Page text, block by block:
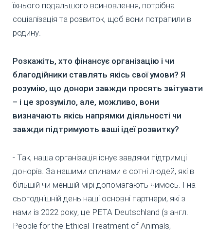
їхнього подальшого всиновлення, потрібна
соціалізація та розвиток, щоб вони потрапили в
родину.
Розкажіть, хто фінансує організацію і чи
благодійники ставлять якісь свої умови? Я
розумію, що донори завжди просять звітувати
– і це зрозуміло, але, можливо, вони
визначають якісь напрямки діяльності чи
завжди підтримують ваші ідеї розвитку?
- Так, наша організація існує завдяки підтримці
донорів. За нашими спинами є сотні людей, які в
більшій чи меншій мірі допомагають чимось. І на
сьогоднішній день наші основні партнери, які з
нами із 2022 року, це PETA Deutschland (з англ.
People for the Ethical Treatment of Animals,